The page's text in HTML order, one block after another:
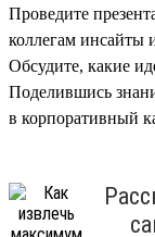
Проведите
коллегам инсайты
Обсудите, какие
Поделившись
в корпоративный